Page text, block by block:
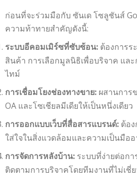
ก่อนที่จะร่วมมือกับ ซันเด โซลูชันส์
ความท้าทายสำคัญดังนี้:
ระบบอีคอมเมิร์ซที่ซับซ้อน: ต้องการร
สินค้า การเลือกมูลนิธิเพื่อบริจาค และ
ไทม์
การเชื่อมโยงช่องทางขาย: ผสานการ
OA และโซเชียลมีเดียให้เป็นหนึ่งเดียว
การออกแบบเว็บที่สื่อสารแบรนด์: ต้อ
ใส่ใจในสิ่งแวดล้อมและความเป็นมือ
การจัดการหลังบ้าน: ระบบที่ง่ายต่อก
ติดตามการบริจาคโดยทีมงานที่ไม่เชี่